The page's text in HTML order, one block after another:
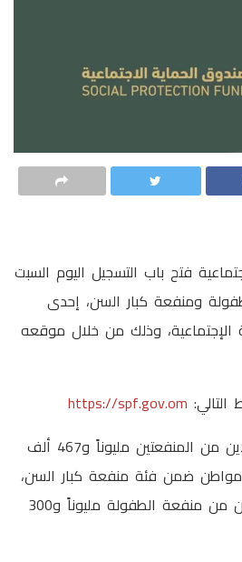
فتح باب التسجيل اليوم السبت
ومنفعة كبار السن، إحدى
وذلك من خلال موقعه
https://spf.gov.om
ويتجاوز مجموع المستفيدين من المنفعتين مليوناً و467 ألف
منهم 167 ألف مواطن ضمن فئة منفعة كبار السن،
فيما يبلغ عدد المستفيدين من منفعة الطفولة مليوناً و300